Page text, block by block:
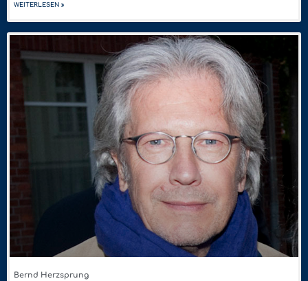
WEITERLESEN »
Bernd Herzsprung